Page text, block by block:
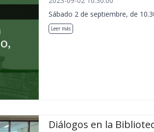
Sábado 2 de septiembre, de
Leer más
Diálogos en la